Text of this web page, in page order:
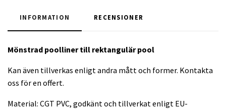
INFORMATION RECENSIONER
Mönstrad poolliner till rektangulärpool
Kan även tillverkas enligt andra mått och former. Kontakta
oss för en offert.
Material: CGT PVC, godkänt och tillverkat enligt EU-